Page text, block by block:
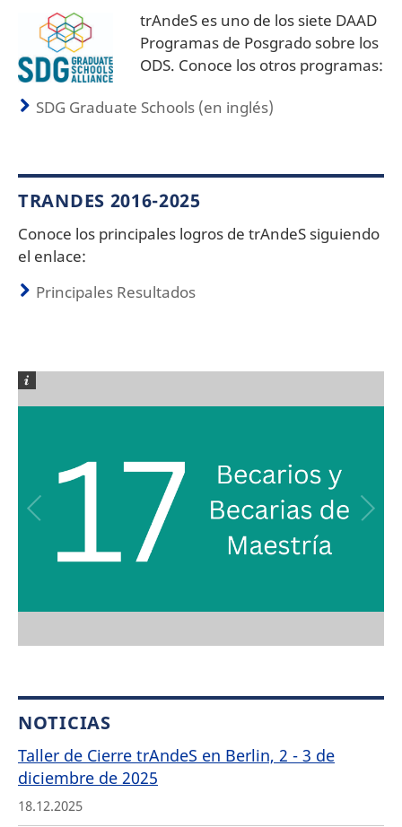
trAndeS es uno de los siete DAAD
Programas de Posgrado sobre los
ODS. Conoce los otros programas:
SDG Graduate Schools (en inglés)
TRANDES 2016-2025
Conoce los principales logros de trAndeS siguiendo
el enlace:
Principales Resultados
NOTICIAS
Taller de Cierre trAndeS en Berlin, 2 - 3 de
diciembre de 2025
18.12.2025